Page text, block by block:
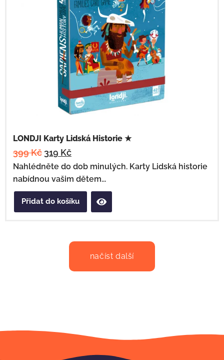
LONDJI Karty Lidská Historie ★
399Kč 319 Kč
Nahlédněte do dob minulých. Karty Lidská historie
nabídnou vašim dětem...
Přidat do košíku
načíst další